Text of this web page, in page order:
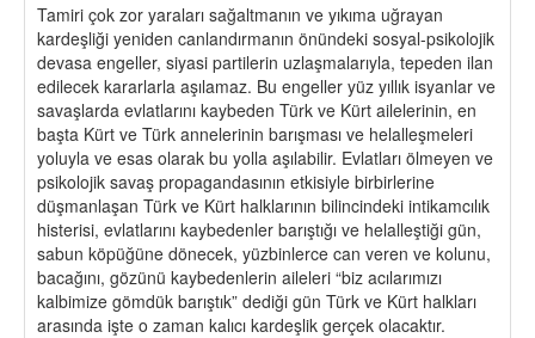
Tamiri çok zor yaraları sağaltmanın ve yıkıma uğrayan
kardeşliği yeniden canlandırmanın önündeki sosyal-psikolojik
devasa engeller, siyasi partilerin uzlaşmalarıyla, tepeden ilan
edilecek kararlarla aşılamaz. Bu engeller yüz yıllık isyanlar ve
savaşlarda evlatlarını kaybeden Türk ve Kürt ailelerinin, en
başta Kürt ve Türk annelerinin barışması ve helalleşmeleri
yoluyla ve esas olarak bu yolla aşılabilir. Evlatları ölmeyen ve
psikolojik savaş propagandasının etkisiyle birbirlerine
düşmanlaşan Türk ve Kürt halklarının bilincindeki intikamcılık
histerisi, evlatlarını kaybedenler barıştığı ve helalleştiği gün,
sabun köpüğüne dönecek, yüzbinlerce can veren ve kolunu,
bacağını, gözünü kaybedenlerin aileleri “biz acılarımızı
kalbimize gömdük barıştık” dediği gün Türk ve Kürt halkları
arasında işte o zaman kalıcı kardeşlik gerçek olacaktır.